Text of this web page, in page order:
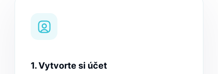
1. Vytvorte si účet